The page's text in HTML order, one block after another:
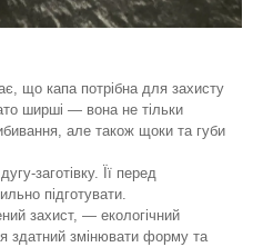
що капа потрібна для захисту
ширші — вона не тільки
але також щоки та губи
заготівку. Її перед
підготувати.
захист, — екологічний
здатний змінювати форму та